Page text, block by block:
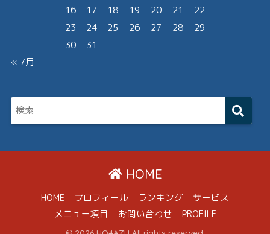
16
17 18 19 20 21
22
23
24 25 26 27 28
29
30
31
« 7月
HOME
HOME プロフィール ランキング
サービス
メニュー項目
お問い合わせ PROFILE